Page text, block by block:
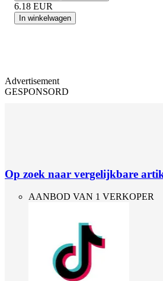
6.18 EUR
In winkelwagen
Advertisement
GESPONSORD
Op zoek naar vergelijkbare
AANBOD VAN 1 VERKOPER